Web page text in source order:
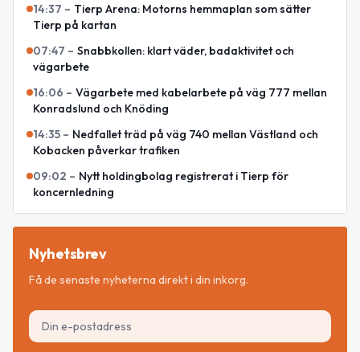
14:37 – Tierp Arena: Motorns hemmaplan som sätter
Tierp på kartan
07:47 – Snabbkollen: klart väder, badaktivitet och
vägarbete
16:06 – Vägarbete med kabelarbete på väg 777 mellan
Konradslund och Knöding
14:35 – Nedfallet träd på väg 740 mellan Västland och
Kobacken påverkar trafiken
09:02 – Nytt holdingbolag registrerat i Tierp för
koncernledning
Nyhetsbrev
Få de senaste nyheterna direkt i din inkorg.